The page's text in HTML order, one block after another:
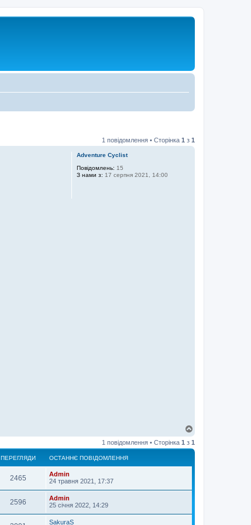
1 повідомлення • Сторінка 1 з 1
Adventure Cyclist
Повідомлень: 15
З нами з: 17 серпня 2021, 14:00
г
о
1 повідомлення • Сторінка 1 з 1
ПЕРЕГЛЯДИ ОСТАННЄ ПОВІДОМЛЕННЯ
2465
Admin
24 травня 2021, 17:37
2596
Admin
25 січня 2022, 14:29
SakuraS